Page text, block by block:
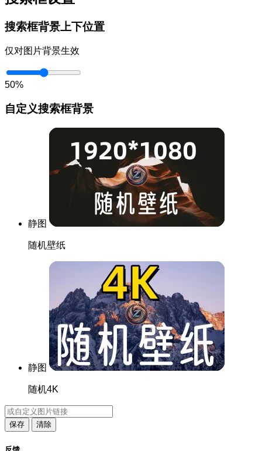
搜索框背景上下位置
仅对图片背景生效
50%
自定义搜索框背景
静图
随机壁纸
静图
随机4K
保存 清除